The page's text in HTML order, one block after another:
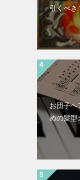
引くべき
お団子ヘ
めの髪型